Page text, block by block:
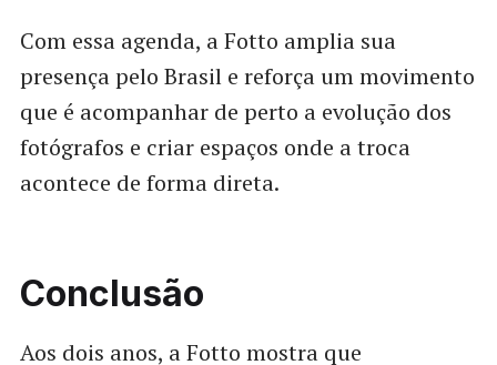
Com essa agenda, a Fotto amplia sua
presença pelo Brasil e reforça um movimento
que é acompanhar de perto a evolução dos
fotógrafos e criar espaços onde a troca
acontece de forma direta.
Conclusão
Aos dois anos, a Fotto mostra que